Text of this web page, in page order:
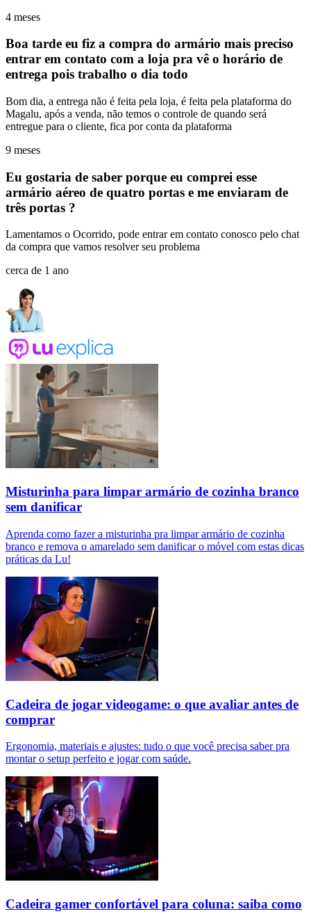
4 meses
Boa tarde eu fiz a compra do armário mais preciso
entrar em contato com a loja pra vê o horário de
entrega pois trabalho o dia todo
Bom dia, a entrega não é feita pela loja, é feita pela plataforma do
Magalu, após a venda, não temos o controle de quando será
entregue para o cliente, fica por conta da plataforma
9 meses
Eu gostaria de saber porque eu comprei esse
armário aéreo de quatro portas e me enviaram de
três portas ?
Lamentamos o Ocorrido, pode entrar em contato conosco pelo chat
da compra que vamos resolver seu problema
cerca de 1 ano
Misturinha para limpar armário de cozinha branco
sem danificar
Aprenda como fazer a misturinha pra limpar armário de cozinha
branco e remova o amarelado sem danificar o móvel com estas dicas
práticas da Lu!
Cadeira de jogar videogame: o que avaliar antes de
comprar
Ergonomia, materiais e ajustes: tudo o que você precisa saber pra
montar o setup perfeito e jogar com saúde.
Cadeira gamer confortável para coluna: saiba como